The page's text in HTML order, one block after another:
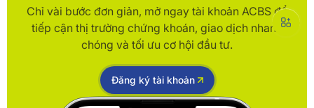
Chỉ vài bước đơn giản, mở ngay tài khoản ACBS để
tiếp cận thị trường chứng khoán, giao dịch nhanh
chóng và tối ưu cơ hội đầu tư.
Đăng ký tài khoản